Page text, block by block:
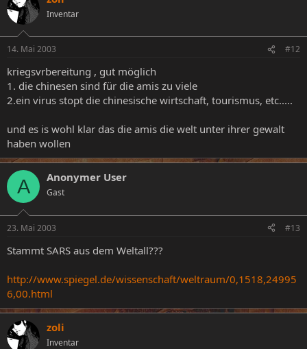
Inventar
14. Mai 2003 #12
kriegsvrbereitung , gut möglich
1. die chinesen sind für die amis zu viele
2.ein virus stopt die chinesische wirtschaft, tourismus, etc.....
und es is wohl klar das die amis die welt unter ihrer gewalt
haben wollen
A Anonymer User
Gast
23. Mai 2003 #13
Stammt SARS aus dem Weltall???
http://www.spiegel.de/wissenschaft/weltraum/0,1518,24995
6,00.html
zoli
Inventar